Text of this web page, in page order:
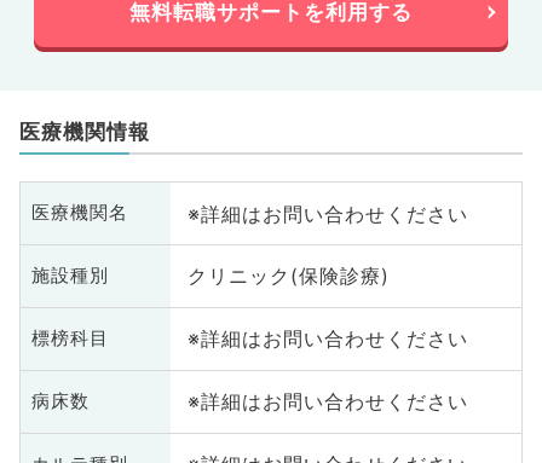
無料転職サポートを利用する
医療機関情報
医療機関名 ※詳細はお問い合わせください
施設種別 クリニック(保険診療)
標榜科目 ※詳細はお問い合わせください
病床数 ※詳細はお問い合わせください